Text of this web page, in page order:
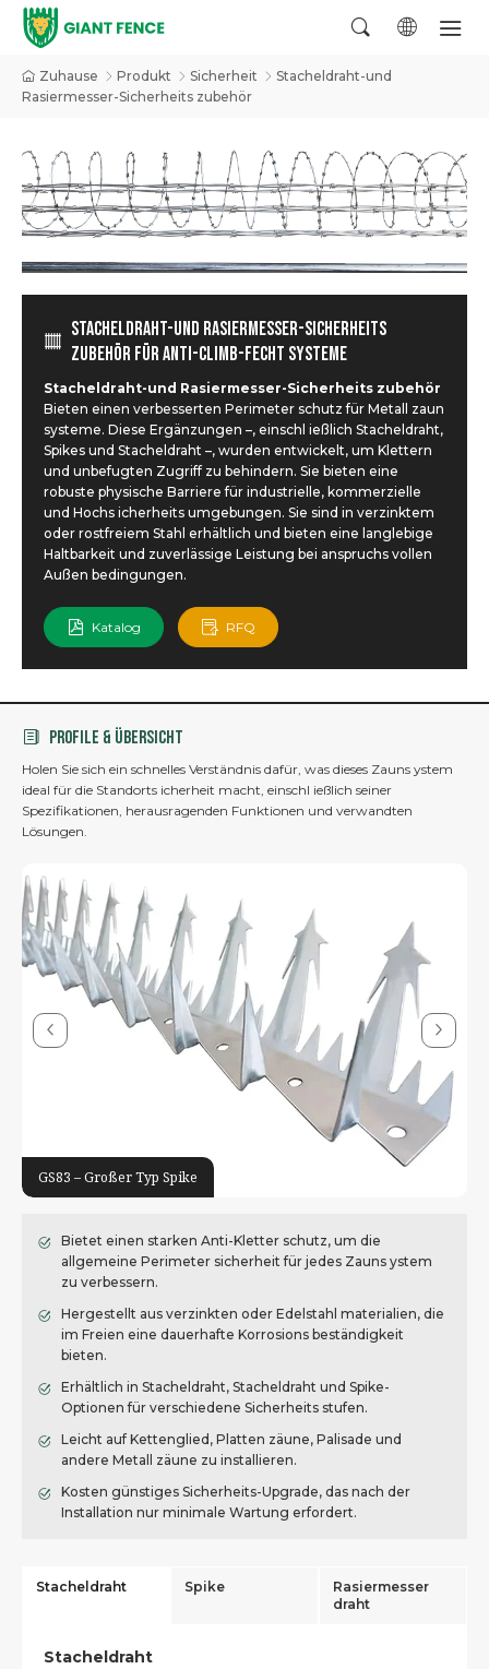
Zuhause Produkt Sicherheit
Stacheldraht-und
Rasiermesser-Sicherheits zubehör
STACHELDRAHT-UND RASIERMESSER-SICHERHEITS
ZUBEHÖR FÜR ANTI-CLIMB-FECHT SYSTEME
Stacheldraht-und Rasiermesser-Sicherheits zubehör
Bieten einen verbesserten Perimeter schutz für Metall zaun
systeme. Diese Ergänzungen –, einschl ießlich Stacheldraht,
Spikes und Stacheldraht –, wurden entwickelt, um Klettern
und unbefugten Zugriff zu behindern. Sie bieten eine
robuste physische Barriere für industrielle, kommerzielle
und Hochs icherheits umgebungen. Sie sind in verzinktem
oder rostfreiem Stahl erhältlich und bieten eine langlebige
Haltbarkeit und zuverlässige Leistung bei anspruchs vollen
Außen bedingungen.
Katalog RFQ
PROFILE & ÜBERSICHT
Holen Sie sich ein schnelles Verständnis dafür, was dieses Zauns ystem
ideal für die Standorts icherheit macht, einschl ießlich seiner
Spezifikationen, herausragenden Funktionen und verwandten
Lösungen.
GS83 – Großer Typ Spike
Bietet einen starken Anti-Kletter schutz, um die
allgemeine Perimeter sicherheit für jedes Zauns ystem
zu verbessern.
Hergestellt aus verzinkten oder Edelstahl materialien, die
im Freien eine dauerhafte Korrosions beständigkeit
bieten.
Erhältlich in Stacheldraht, Stacheldraht und Spike-
Optionen für verschiedene Sicherheits stufen.
Leicht auf Kettenglied, Platten zäune, Palisade und
andere Metall zäune zu installieren.
Kosten günstiges Sicherheits-Upgrade, das nach der
Installation nur minimale Wartung erfordert.
Stacheldraht Spike
Rasiermesser
draht
Stacheldraht